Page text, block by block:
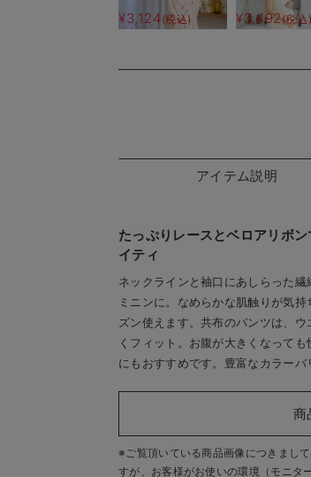
スクリーム柄半袖ネグ
リジェ
¥3,124 (税込)
ィアードネグ
マタニティ・産
¥3,492(税込)
アイテム説明
たっぷりレースとベロアリボ
イティ
ネックラインと袖口にあしらった
ミニンに。なめらかな肌触りが気
ズン使えます。共布のパンツは、
くフィット。お腹が大きくなって
にもおすすめです。豊富なカラーバ
商
※ご覧頂いている商品画像につきまし
すが、 お客様がお使いの環境（モニタ